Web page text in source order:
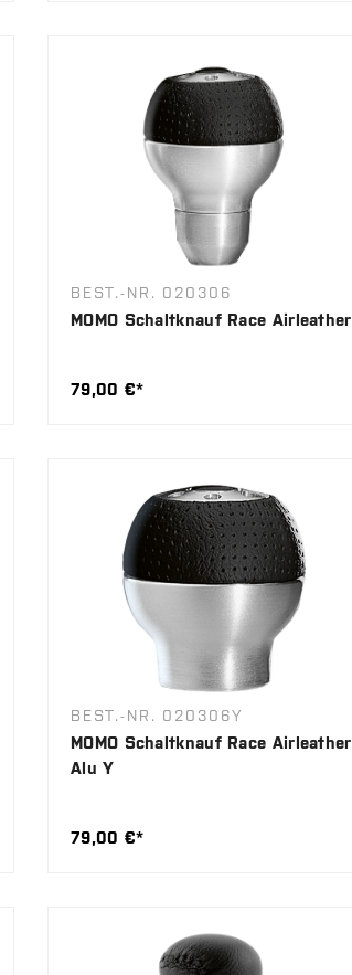
BEST.-NR. 020306
MOMO Schaltknauf Race Airleather
79,00 €*
BEST.-NR. 020306Y
MOMO Schaltknauf Race Airleather
Alu Y
79,00 €*